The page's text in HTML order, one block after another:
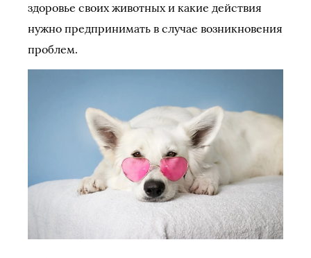
здоровье своих животных и какие действия
нужно предпринимать в случае возникновения
проблем.